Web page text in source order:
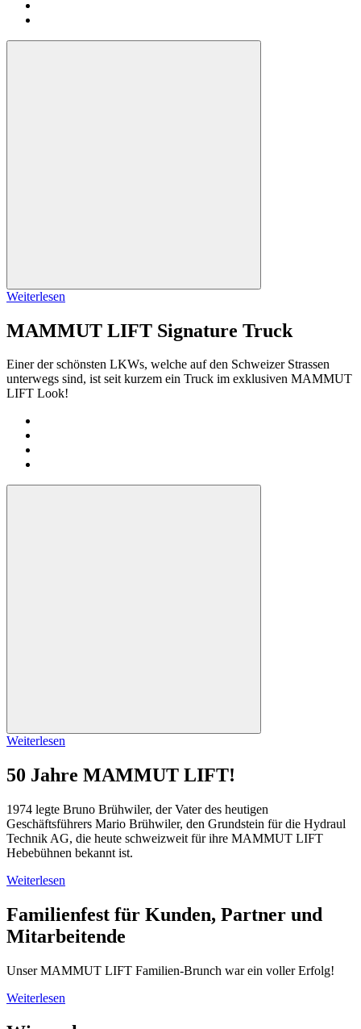
Weiterlesen
MAMMUT LIFT Signature Truck
Einer der schönsten LKWs, welche auf den Schweizer Strassen
unterwegs sind, ist seit kurzem ein Truck im exklusiven MAMMUT
LIFT Look!
Weiterlesen
50 Jahre MAMMUT LIFT!
1974 legte Bruno Brühwiler, der Vater des heutigen
Geschäftsführers Mario Brühwiler, den Grundstein für die Hydraul
Technik AG, die heute schweizweit für ihre MAMMUT LIFT
Hebebühnen bekannt ist.
Weiterlesen
Familienfest für Kunden, Partner und
Mitarbeitende
Unser MAMMUT LIFT Familien-Brunch war ein voller Erfolg!
Weiterlesen